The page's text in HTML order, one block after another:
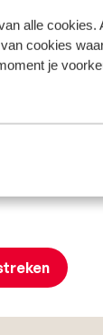
alle cookies.
cookies
je